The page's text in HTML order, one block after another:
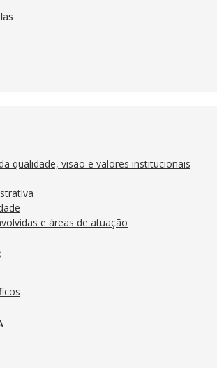
qualidade, visão e valores institucionais
e áreas de atuação